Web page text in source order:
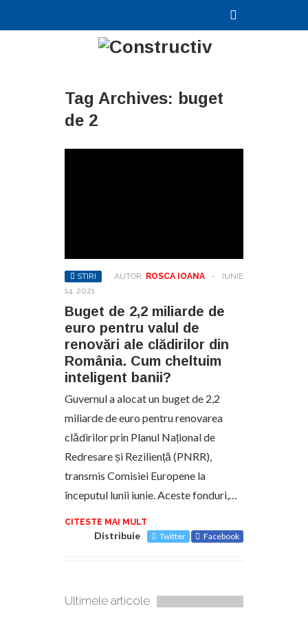
Tag Archives: buget
de 2
STIRI AUTOR: ROSCA IOANA -
IUNIE
14, 2021
Buget de 2,2 miliarde de
euro pentru valul de
renovări ale clădirilor din
România. Cum cheltuim
inteligent banii?
Guvernul a alocat un buget de 2,2
miliarde de euro pentru renovarea
clădirilor prin Planul Național de
Redresare și Reziliență (PNRR),
transmis Comisiei Europene la
începutul lunii iunie. Aceste fonduri,…
CITESTE MAI MULT
Distribuie Twitter Facebook
Ultimele articole